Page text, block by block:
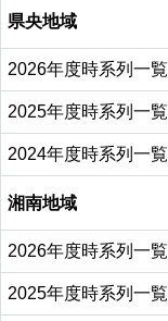
県央地域
2026年度時系列一覧
2025年度時系列一覧
2024年度時系列一覧
湘南地域
2026年度時系列一覧
2025年度時系列一覧